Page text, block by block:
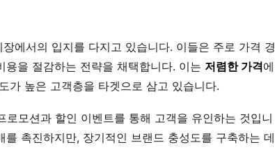
에서의 입지를 다지고 있습니다. 이들은 주로 가격 경
을 절감하는 전략을 채택합니다. 이는 저렴한 가격에
가 높은 고객층을 타겟으로 삼고 있습니다.
모션과 할인 이벤트를 통해 고객을 유인하는 것입니
촉진하지만, 장기적인 브랜드 충성도를 구축하는 데